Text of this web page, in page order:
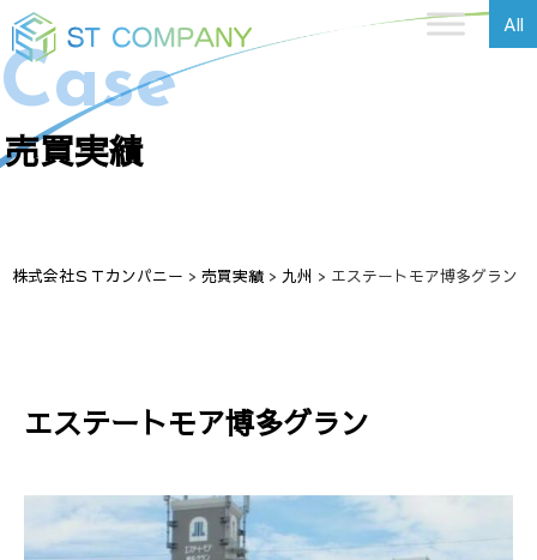
All
Case
売買実績
株式会社ＳＴカンパニー > 売買実績 > 九州 > エステートモア博多グラン
エステートモア博多グラン